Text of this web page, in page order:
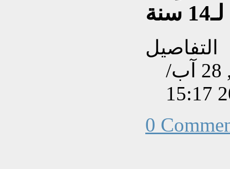
التفاصيل
تم إنشاءه بتاريخ الثلاثاء, 28 آب/
0